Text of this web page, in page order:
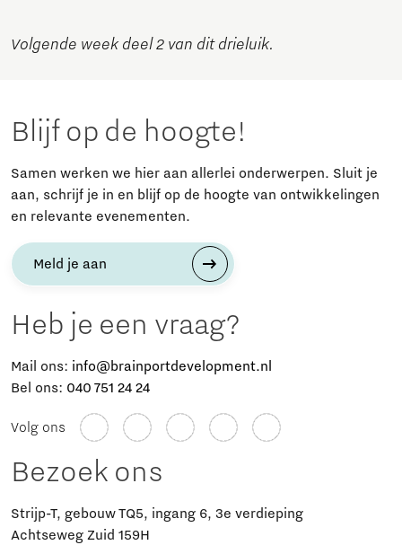
Volgende week deel 2 van dit drieluik.
Blijf op de hoogte!
Samen werken we hier aan allerlei onderwerpen. Sluit je
aan, schrijf je in en blijf op de hoogte van ontwikkelingen
en relevante evenementen.
Meld je aan
Heb je een vraag?
Mail ons: info@brainportdevelopment.nl
Bel ons: 040 751 24 24
Volg ons
Bezoek ons
Strijp-T, gebouw TQ5, ingang 6, 3e verdieping
Achtseweg Zuid 159H